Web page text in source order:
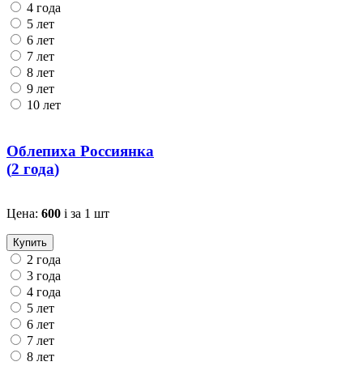
4 года
5 лет
6 лет
7 лет
8 лет
9 лет
10 лет
Облепиха Россиянка
(2 года)
Цена: 600 i за 1 шт
Купить
2 года
3 года
4 года
5 лет
6 лет
7 лет
8 лет